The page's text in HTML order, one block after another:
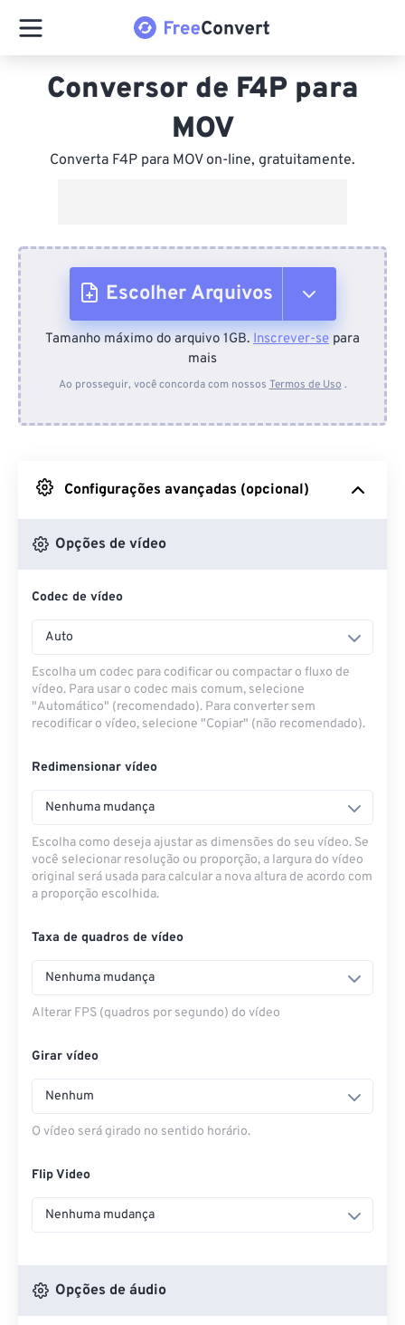
Conversor de F4P para
MOV
Converta F4P para MOV on-line, gratuitamente.
Escolher Arquivos
Do dispositivo
Do Google Drive
Do OneDrive
Tamanho máximo do arquivo 1GB. Inscrever-se para
mais
Ao prosseguir, você concorda com nossos Termos de Uso .
Configurações avançadas (opcional)
Opções de vídeo
Codec de vídeo
Auto
Escolha um codec para codificar ou compactar o fluxo de
vídeo. Para usar o codec mais comum, selecione
"Automático" (recomendado). Para converter sem
recodificar o vídeo, selecione "Copiar" (não recomendado).
Redimensionar vídeo
Nenhuma mudança
Escolha como deseja ajustar as dimensões do seu vídeo. Se
você selecionar resolução ou proporção, a largura do vídeo
original será usada para calcular a nova altura de acordo com
a proporção escolhida.
Taxa de quadros de vídeo
Nenhuma mudança
Alterar FPS (quadros por segundo) do vídeo
Girar vídeo
Nenhum
O vídeo será girado no sentido horário.
Flip Video
Nenhuma mudança
Opções de áudio